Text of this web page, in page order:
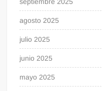
agosto 2025
julio 2025
junio 2025
mayo 2025